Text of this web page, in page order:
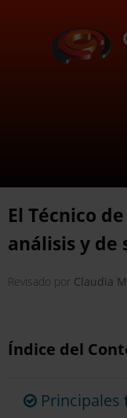
El Técnico
análisis y de
Revisado por Claudia
Índice del
Principales